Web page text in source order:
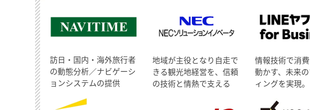
訪日・国内・海外旅行者
の動態分析／ナビゲーシ
ョンシステムの提供
地域が主役となり自走で
きる観光地経営を、信頼
の技術と情熱で支える
情報技術で消
動かす、未来
ィングを実現。